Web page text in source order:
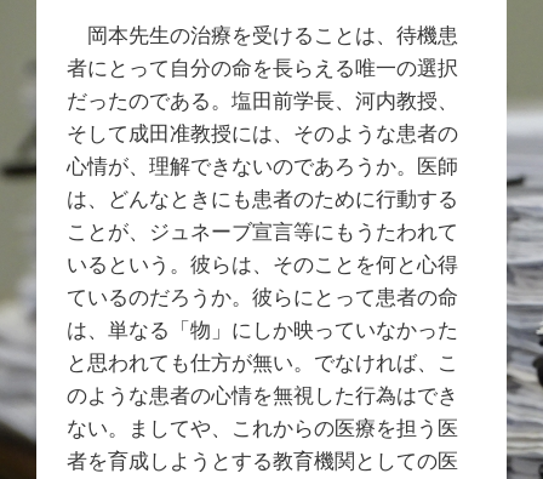
岡本先生の治療を受けることは、待機患
者にとって自分の命を長らえる唯一の選択
だったのである。塩田前学長、河内教授、
そして成田准教授には、そのような患者の
心情が、理解できないのであろうか。医師
は、どんなときにも患者のために行動する
ことが、ジュネーブ宣言等にもうたわれて
いるという。彼らは、そのことを何と心得
ているのだろうか。彼らにとって患者の命
は、単なる「物」にしか映っていなかった
と思われても仕方が無い。でなければ、こ
のような患者の心情を無視した行為はでき
ない。ましてや、これからの医療を担う医
者を育成しようとする教育機関としての医